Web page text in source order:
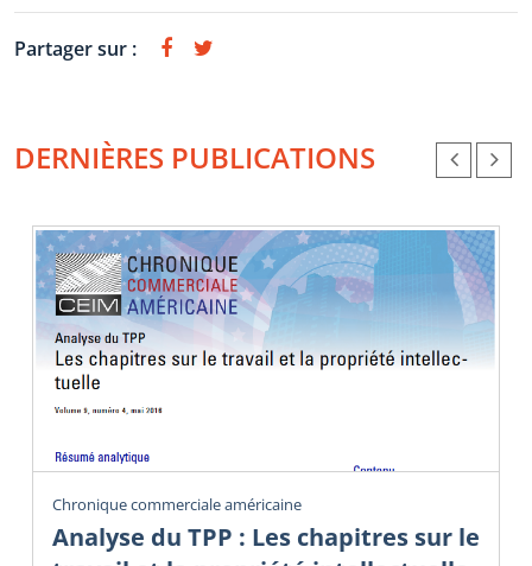
Partager sur :
DERNIÈRES PUBLICATIONS
Chronique commerciale américaine
Analyse du TPP : Les chapitres sur le